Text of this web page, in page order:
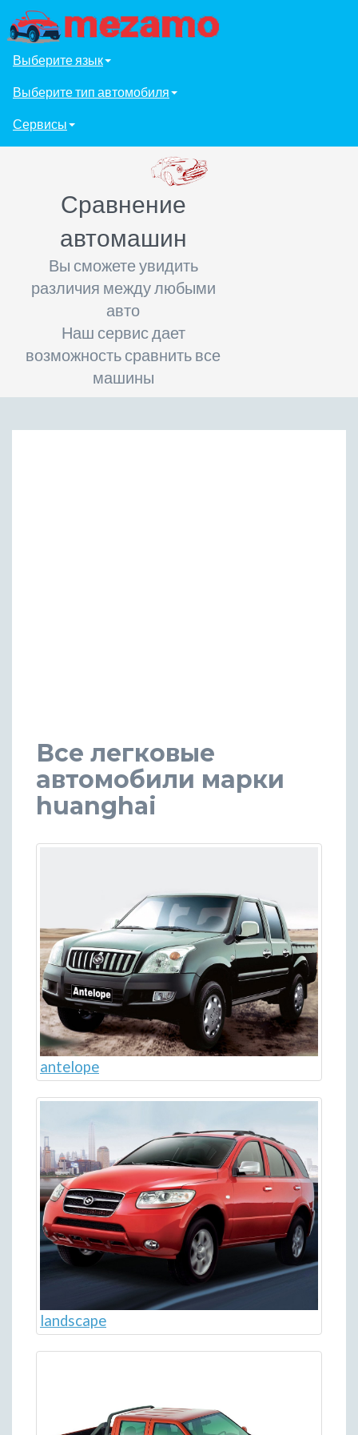
Выберите язык
Выберите тип автомобиля
Сервисы
Сравнение
автомашин
Вы сможете увидить
различия между любыми
авто
Наш сервис дает
возможность сравнить все
машины
Все легковые
автомобили марки
huanghai
antelope
landscape